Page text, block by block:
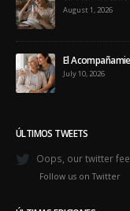
El
July 10, 2026
Follow us on Twitter